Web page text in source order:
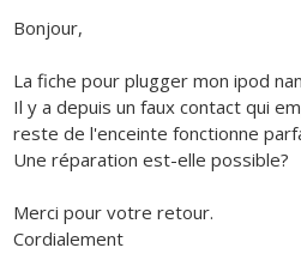
Bonjour,
La fiche pour plugger mon ipod
Il y a depuis un faux contact qui
reste de l'enceinte fonctionne
Une réparation est-elle possible?
Merci pour votre retour.
Cordialement